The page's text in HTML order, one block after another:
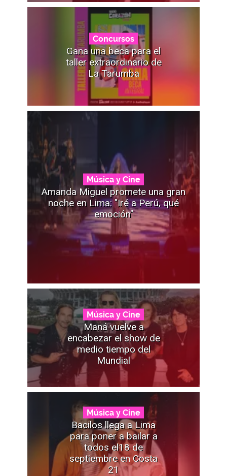
Concursos
Gana una beca para el
taller extraordinario de
La Tarumba
Música y Cine
Amanda Miguel promete una gran
noche en Lima: "Iré a Perú, qué
emoción"
Música y Cine
Maná vuelve a
encabezar el show de
medio tiempo del
Mundial
Música y Cine
Bacilos llega a Lima
para poner a bailar a
todos el18 de
septiembre en Costa
21